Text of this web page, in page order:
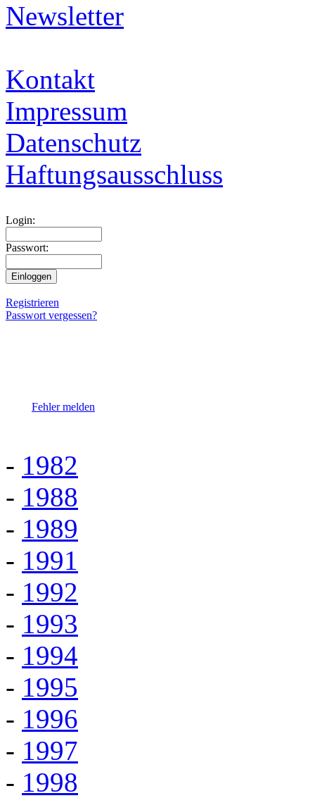
Newsletter
Kontakt
Impressum
Datenschutz
Haftungsausschluss
Login:
Passwort:
Registrieren
Passwort vergessen?
Fehler melden
- 1982
- 1988
- 1989
- 1991
- 1992
- 1993
- 1994
- 1995
- 1996
- 1997
- 1998